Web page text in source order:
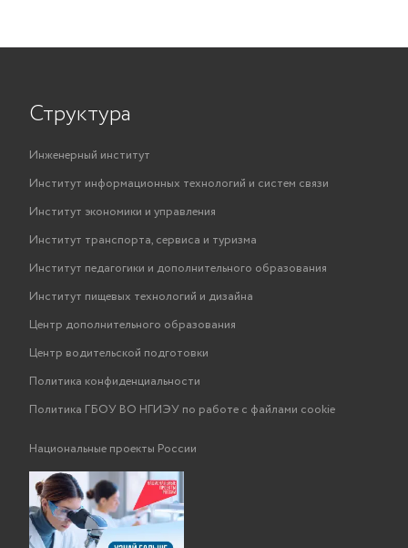
Структура
Инженерный институт
Институт информационных технологий и систем связи
Институт экономики и управления
Институт транспорта, сервиса и туризма
Институт педагогики и дополнительного образования
Институт пищевых технологий и дизайна
Центр дополнительного образования
Центр водительской подготовки
Политика конфиденциальности
Политика ГБОУ ВО НГИЭУ по работе с файлами cookie
Национальные проекты России